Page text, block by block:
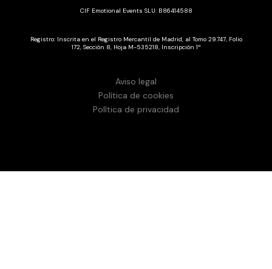
CIF Emotional Events SLU: B86414588
Registro: Inscrita en el Registro Mercantil de Madrid, al Tomo 29.747, Folio
172, Sección 8, Hoja M-535218, Inscripción 1ª
Aviso legal
Política de cookies
Política de privacidad